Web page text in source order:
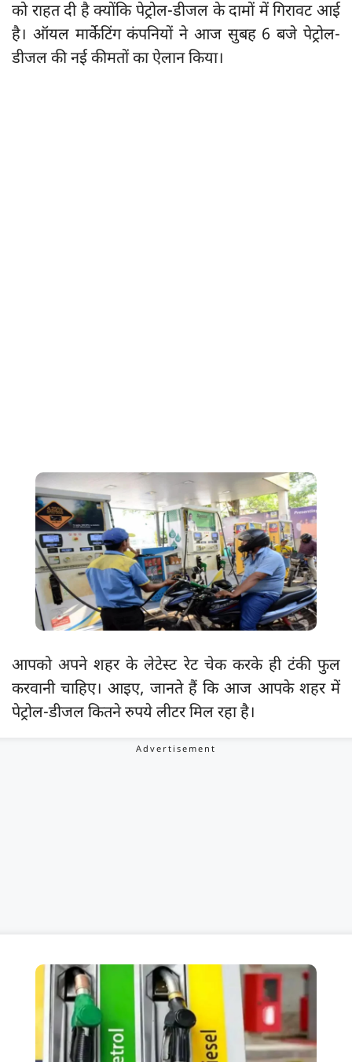
को राहत दी है क्योंकि पेट्रोल-डीजल के दामों में गिरावट आई
है। ऑयल मार्केटिंग कंपनियों ने आज सुबह 6 बजे पेट्रोल-
डीजल की नई कीमतों का ऐलान किया।
आपको अपने शहर के लेटेस्ट रेट चेक करके ही टंकी फुल
करवानी चाहिए। आइए, जानते हैं कि आज आपके शहर में
पेट्रोल-डीजल कितने रुपये लीटर मिल रहा है।